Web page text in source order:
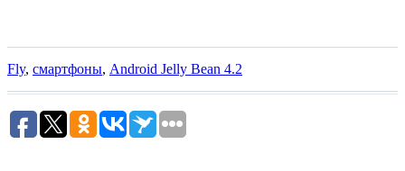
Fly, смартфоны, Android Jelly Bean 4.2